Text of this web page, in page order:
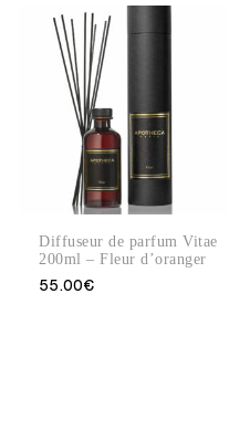
Diffuseur de parfum Vitae
200ml – Fleur d’oranger
55.00€